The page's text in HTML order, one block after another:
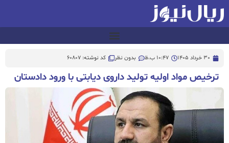
30 خرداد 1405 10:47 ب.ظ بدون نظر کد نوشته: 60807
ترخیص مواد اولیه تولید داروی دیابتی با ورود دادستان